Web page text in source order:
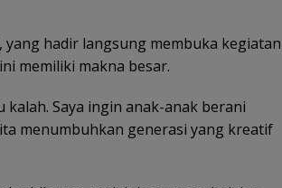
yang hadir langsung membuka kegiatan
memiliki makna besar.
Saya ingin anak-anak berani
menumbuhkan generasi yang kreatif